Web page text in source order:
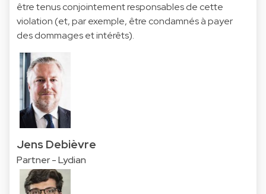
être tenus conjointement responsables de cette
violation (et, par exemple, être condamnés à payer
des dommages et intérêts).
Jens Debièvre
Partner - Lydian